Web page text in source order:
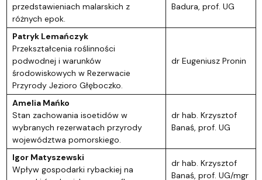
przedstawieniach malarskich z
różnych epok.
Badura, prof. UG
Patryk Lemańczyk
Przekształcenia roślinności
podwodnej i warunków
środowiskowych w Rezerwacie
Przyrody Jezioro Głęboczko.
dr Eugeniusz Pronin
Amelia Mańko
Stan zachowania isoetidów w
wybranych rezerwatach przyrody
województwa pomorskiego.
dr hab. Krzysztof
Banaś, prof. UG
Igor Matyszewski
Wpływ gospodarki rybackiej na
dr hab. Krzysztof
Banaś, prof. UG/mgr